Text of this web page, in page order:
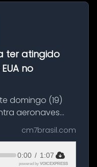
ter atingido
no
domingo (19)
aeronaves
estacionadas no
durante a
cm7brasil.com
0:00 / 1:07
powered by VOICEXPRESS